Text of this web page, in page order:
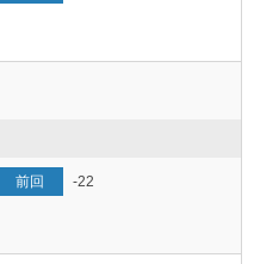
-22